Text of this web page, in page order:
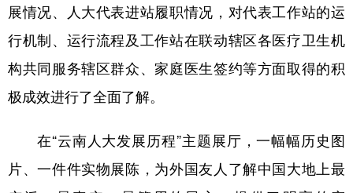
展情况、人大代表进站履职情况，对代表工作站的运
行机制、运行流程及工作站在联动辖区各医疗卫生机
构共同服务辖区群众、家庭医生签约等方面取得的积
极成效进行了全面了解。
在“云南人大发展历程”主题展厅，一幅幅历史图
片、一件件实物展陈，为外国友人了解中国大地上最